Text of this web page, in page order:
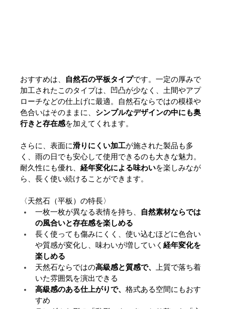
おすすめは、 自然石の平板タイプです。一定の厚みで
加工されたこのタイプは、凹凸が少なく、土間やアプ
ローチなどの仕上げに最適。自然石ならではの模様や
色合いはそのままに、 シンプルなデザインの中にも奥
行きと存在感を加えてくれます。
さらに、表面に滑りにくい加工が施された製品も多
く、雨の日でも安心して使用できるのも大きな魅力。
耐久性にも優れ、経年変化による味わいを楽しみなが
ら、長く使い続けることができます。
〈天然石（平板）の特長〉
一枚一枚が異なる表情を持ち、
自然素材ならでは
の風合いと存在感を楽しめる
長く使っても傷みにくく、使い込むほどに色合い
や質感が変化し、味わいが増していく経年変化を
楽しめる
天然石ならではの高級感と質感で、
上質で落ち着
いた雰囲気を演出できる
高級感のある仕上がりで、格式ある空間にもおす
すめ